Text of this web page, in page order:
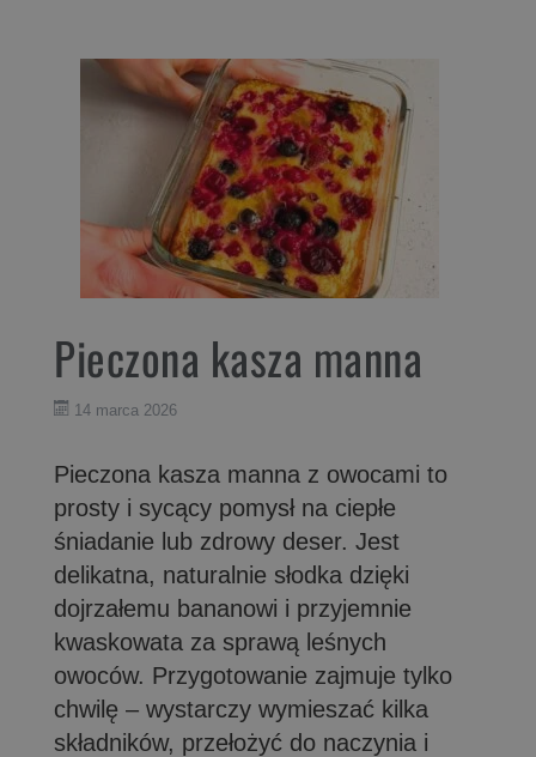
Pieczona kasza manna
14 marca 2026
Pieczona kasza manna z owocami to
prosty i sycący pomysł na ciepłe
śniadanie lub zdrowy deser. Jest
delikatna, naturalnie słodka dzięki
dojrzałemu bananowi i przyjemnie
kwaskowata za sprawą leśnych
owoców. Przygotowanie zajmuje tylko
chwilę – wystarczy wymieszać kilka
składników, przełożyć do naczynia i